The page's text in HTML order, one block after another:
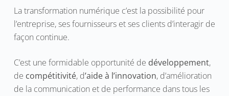
La transformation numérique c’est la possibilité pour
l’entreprise, ses fournisseurs et ses clients d’interagir de
façon continue.
C’est une formidable opportunité de développement,
de compétitivité, d’aide à l’innovation, d’amélioration
de la communication et de performance dans tous les